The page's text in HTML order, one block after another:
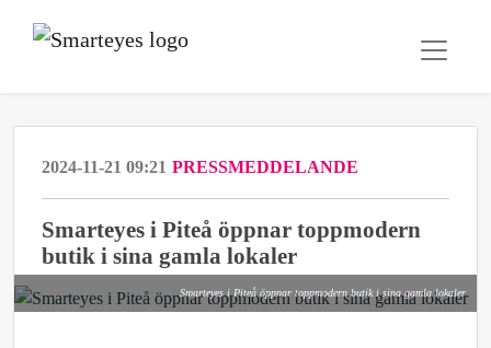
2024-11-21 09:21 PRESSMEDDELANDE
Smarteyes i Piteå öppnar toppmodern
butik i sina gamla lokaler
Smarteyes i Piteå öppnar toppmodern butik i sina gamla lokaler